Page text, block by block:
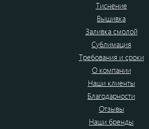
Тиснение
Вышивка
Заливка смолой
Сублимация
Требования и сроки
О компании
Наши клиенты
Благодарности
Отзывы
Наши бренды